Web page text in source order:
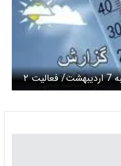
پیش بینی هوای فارس فردا دوشنبه 7 اردیبهشت/ فعالیت ۲